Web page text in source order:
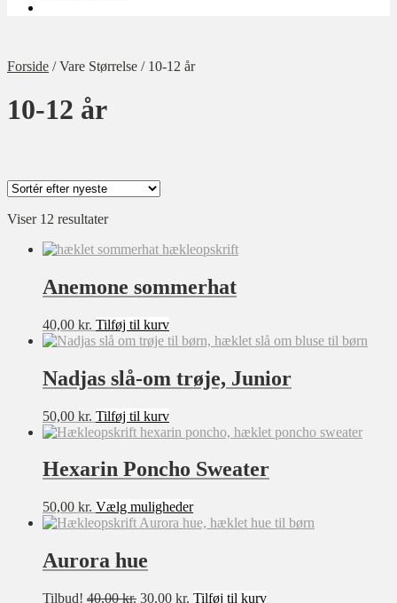
Forside /Vare Størrelse / 10-12 år
10-12 år
Kategori
Ukategoriseret
Bolig
Børn
Opskrift-pakker
Sværhedsgrad
★★★★★
★★★☆☆
★★☆☆☆
Viser 12 resultaterSorteret
seneste
Anemone sommerhat
40,00 kr. Tilføj til kurv
Nadjas slå-om trøje, Junior
50,00 kr. Tilføj til kurv
Hexarin Poncho Sweater
50,00 kr. Vælg mulighederDette
vare
Aurora hue
Tilbud! 40,00kr. Den
30,00 kr. Den
Tilføj til kurv